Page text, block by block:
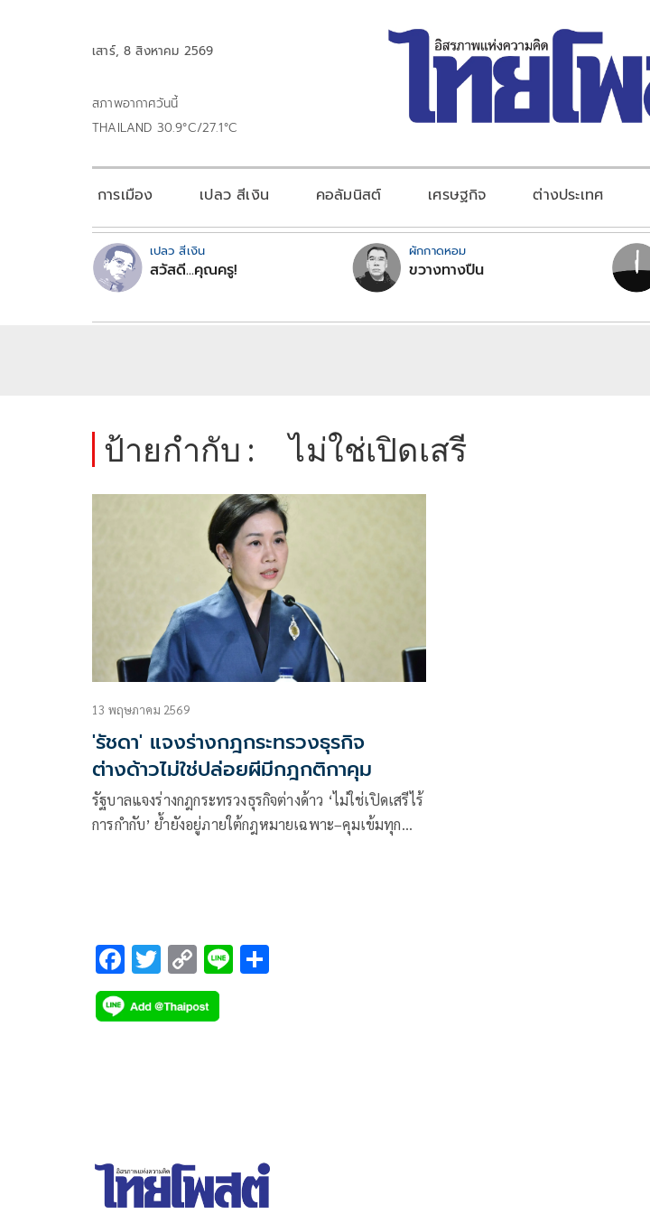
เสาร์, 8 สิงหาคม 2569
สภาพอากาศวันนี้
THAILAND 30.9°C/27.1°C
การเมือง เปลว สีเงิน คอลัมนิสต์ เศรษฐกิจ ต่างประเทศ
เปลว สีเงิน
สวัสดี...คุณครู!
ผักกาดหอม
ขวางทางปืน
ป้ายกำกับ : ไม่ใช่เปิดเสรี
13 พฤษภาคม 2569
'รัชดา' แจงร่างกฎกระทรวงธุรกิจ
ต่างด้าวไม่ใช่ปล่อยผีมีกฎกติกาคุม
รัฐบาลแจงร่างกฎกระทรวงธุรกิจต่างด้าว ‘ไม่ใช่เปิดเสรีไร้
การกำกับ’ ย้ำยังอยู่ภายใต้กฎหมายเฉพาะ–คุมเข้มทุก
F
ac
e
T
wi
tt
C
o
p
Li